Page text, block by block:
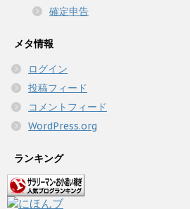
確定申告
メタ情報
ログイン
投稿フィード
コメントフィード
WordPress.org
ランキング